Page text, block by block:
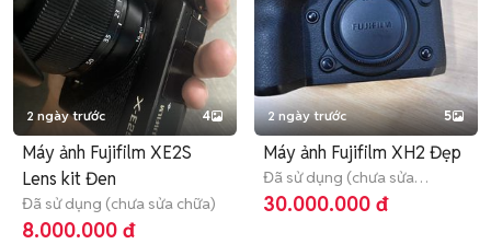
2 ngày trước 4
Máy ảnh Fujifilm XE2S
Lens kit Đen
Đã sử dụng (chưa sửa chữa)
8.000.000 đ
2 ngày trước 5
Máy ảnh Fujifilm XH2 Đẹp
Đã sử dụng (chưa sửa
chữa) 3 tháng
30.000.000 đ